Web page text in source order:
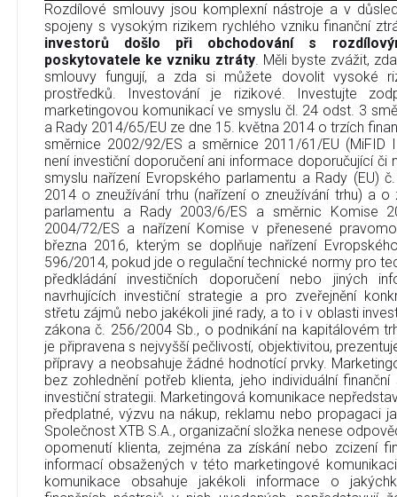
Rozdílové smlouvy jsou komplexní nástroje a v
spojeny s vysokým rizikem rychlého vzniku finanční
investorů došlo při obchodování s
poskytovatele ke vzniku ztráty. Měli byste zvážit,
smlouvy fungují, a zda si můžete dovolit vysoké
prostředků. Investování je rizikové. Investujte
marketingovou komunikací ve smyslu čl. 24 odst. 3
a Rady 2014/65/EU ze dne 15. května 2014 o trzích
směrnice 2002/92/ES a směrnice 2011/61/EU (MiFID
není investiční doporučení ani informace doporučující či
smyslu nařízení Evropského parlamentu a Rady (EU)
2014 o zneužívání trhu (nařízení o zneužívání trhu) a o
parlamentu a Rady 2003/6/ES a směrnic Komise
2004/72/ES a nařízení Komise v přenesené
března 2016, kterým se doplňuje nařízení
596/2014, pokud jde o regulační technické normy pro
předkládání investičních doporučení nebo jiných
navrhujících investiční strategie a pro zveřejnění
střetu zájmů nebo jakékoli jiné rady, a to i v oblasti
zákona č. 256/2004 Sb., o podnikání na kapitálovém
je připravena s nejvyšší pečlivostí, objektivitou,
přípravy a neobsahuje žádné hodnotící prvky.
bez zohlednění potřeb klienta, jeho individuální
investiční strategii. Marketingová komunikace
předplatné, výzvu na nákup, reklamu nebo propagaci
Společnost XTB S.A., organizační složka nenese
opomenutí klienta, zejména za získání nebo zcizení
informací obsažených v této marketingové
komunikace obsahuje jakékoli informace o